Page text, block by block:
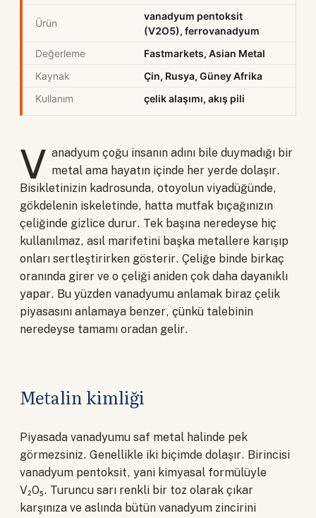
Ürün
vanadyum pentoksit
(V2O5), ferrovanadyum
Değerleme
Fastmarkets, Asian Metal
Kaynak
Çin, Rusya, Güney Afrika
Kullanım
çelik alaşımı, akış pili
V anadyum çoğu insanın adını bile duymadığı bir
metal ama hayatın içinde her yerde dolaşır.
Bisikletinizin kadrosunda, otoyolun viyadüğünde,
gökdelenin iskeletinde, hatta mutfak bıçağınızın
çeliğinde gizlice durur. Tek başına neredeyse hiç
kullanılmaz, asıl marifetini başka metallere karışıp
onları sertleştirirken gösterir. Çeliğe binde birkaç
oranında girer ve o çeliği aniden çok daha dayanıklı
yapar. Bu yüzden vanadyumu anlamak biraz çelik
piyasasını anlamaya benzer, çünkü talebinin
neredeyse tamamı oradan gelir.
Metalin kimliği
Piyasada vanadyumu saf metal halinde pek
görmezsiniz. Genellikle iki biçimde dolaşır. Birincisi
vanadyum pentoksit, yani kimyasal formülüyle
V₂O₅. Turuncu sarı renkli bir toz olarak çıkar
karşınıza ve aslında bütün vanadyum zincirini